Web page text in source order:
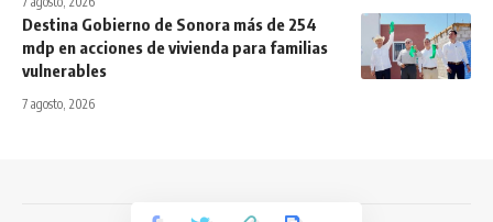
Destina Gobierno de Sonora más de 254
mdp en acciones de vivienda para familias
vulnerables
7 agosto, 2026